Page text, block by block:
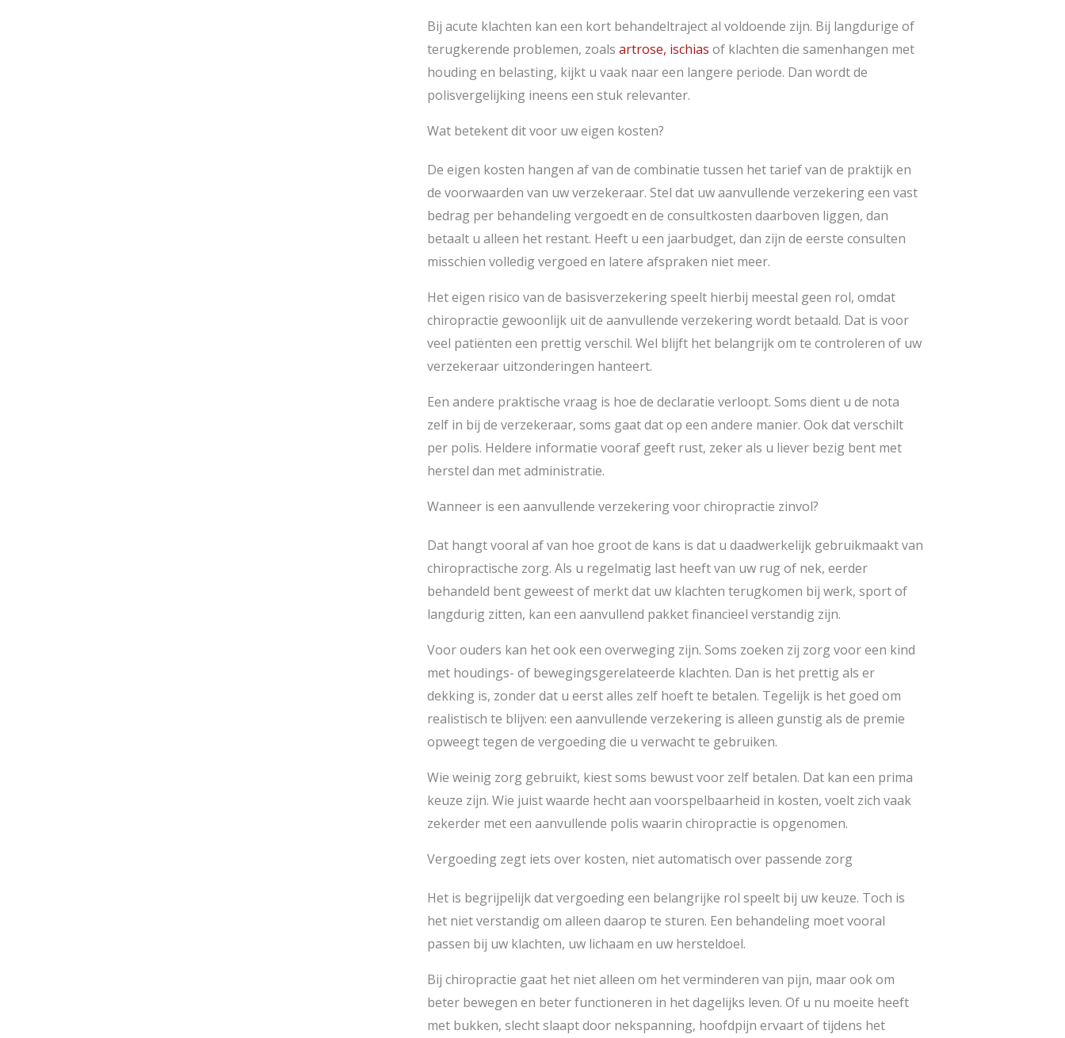
Bij acute klachten kan een kort behandeltraject al voldoende zijn. Bij langdurige of
terugkerende problemen, zoals artrose, ischias of klachten die samenhangen met
houding en belasting, kijkt u vaak naar een langere periode. Dan wordt de
polisvergelijking ineens een stuk relevanter.
Wat betekent dit voor uw eigen kosten?
De eigen kosten hangen af van de combinatie tussen het tarief van de praktijk en
de voorwaarden van uw verzekeraar. Stel dat uw aanvullende verzekering een vast
bedrag per behandeling vergoedt en de consultkosten daarboven liggen, dan
betaalt u alleen het restant. Heeft u een jaarbudget, dan zijn de eerste consulten
misschien volledig vergoed en latere afspraken niet meer.
Het eigen risico van de basisverzekering speelt hierbij meestal geen rol, omdat
chiropractie gewoonlijk uit de aanvullende verzekering wordt betaald. Dat is voor
veel patiënten een prettig verschil. Wel blijft het belangrijk om te controleren of uw
verzekeraar uitzonderingen hanteert.
Een andere praktische vraag is hoe de declaratie verloopt. Soms dient u de nota
zelf in bij de verzekeraar, soms gaat dat op een andere manier. Ook dat verschilt
per polis. Heldere informatie vooraf geeft rust, zeker als u liever bezig bent met
herstel dan met administratie.
Wanneer is een aanvullende verzekering voor chiropractie zinvol?
Dat hangt vooral af van hoe groot de kans is dat u daadwerkelijk gebruikmaakt van
chiropractische zorg. Als u regelmatig last heeft van uw rug of nek, eerder
behandeld bent geweest of merkt dat uw klachten terugkomen bij werk, sport of
langdurig zitten, kan een aanvullend pakket financieel verstandig zijn.
Voor ouders kan het ook een overweging zijn. Soms zoeken zij zorg voor een kind
met houdings- of bewegingsgerelateerde klachten. Dan is het prettig als er
dekking is, zonder dat u eerst alles zelf hoeft te betalen. Tegelijk is het goed om
realistisch te blijven: een aanvullende verzekering is alleen gunstig als de premie
opweegt tegen de vergoeding die u verwacht te gebruiken.
Wie weinig zorg gebruikt, kiest soms bewust voor zelf betalen. Dat kan een prima
keuze zijn. Wie juist waarde hecht aan voorspelbaarheid in kosten, voelt zich vaak
zekerder met een aanvullende polis waarin chiropractie is opgenomen.
Vergoeding zegt iets over kosten, niet automatisch over passende zorg
Het is begrijpelijk dat vergoeding een belangrijke rol speelt bij uw keuze. Toch is
het niet verstandig om alleen daarop te sturen. Een behandeling moet vooral
passen bij uw klachten, uw lichaam en uw hersteldoel.
Bij chiropractie gaat het niet alleen om het verminderen van pijn, maar ook om
beter bewegen en beter functioneren in het dagelijks leven. Of u nu moeite heeft
met bukken, slecht slaapt door nekspanning, hoofdpijn ervaart of tijdens het